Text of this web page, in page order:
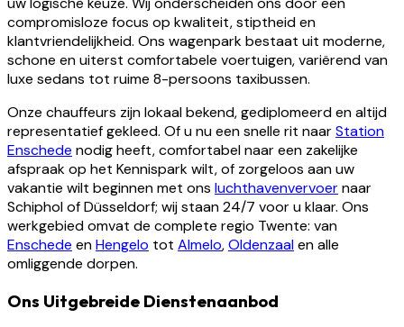
compromisloze focus op kwaliteit, stiptheid en
klantvriendelijkheid. Ons wagenpark bestaat uit moderne,
schone en uiterst comfortabele voertuigen, variërend van
luxe sedans tot ruime 8-persoons taxibussen.
Onze chauffeurs zijn lokaal bekend, gediplomeerd en altijd
representatief gekleed. Of u nu een snelle rit naarStation
Enschede nodig heeft, comfortabel naar een zakelijke
afspraak op het Kennispark wilt, of zorgeloos aan uw
vakantie wilt beginnen met ons luchthavenvervoernaar
Schiphol of Düsseldorf; wij staan 24/7 voor u klaar. Ons
werkgebied omvat de complete regio Twente: van
Enschede enHengelo tot Almelo,Oldenzaalen alle
omliggende dorpen.
Ons Uitgebreide Dienstenaanbod